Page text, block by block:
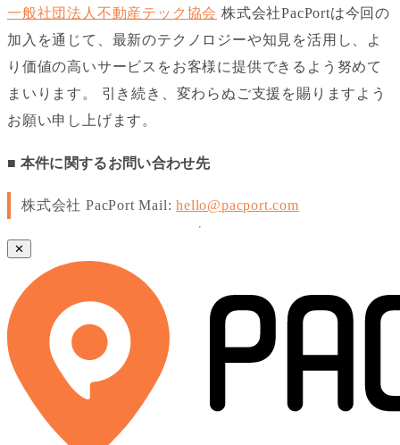
一般社団法人不動産テック協会 株式会社PacPortは今回の
加入を通じて、最新のテクノロジーや知見を活用し、よ
り価値の高いサービスをお客様に提供できるよう努めて
まいります。 引き続き、変わらぬご支援を賜りますよう
お願い申し上げます。
■ 本件に関するお問い合わせ先
株式会社 PacPort Mail:hello@pacport.com
✕